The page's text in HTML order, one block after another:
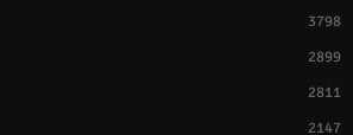
3798
2899
2811
2147